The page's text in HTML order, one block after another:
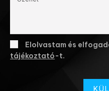
Elolvastam és
tájékoztató-t.